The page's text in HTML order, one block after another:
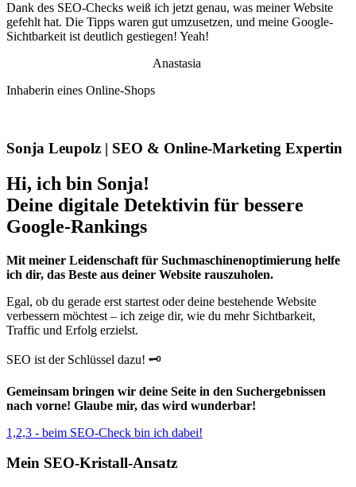
Dank des SEO-Checks weiß ich jetzt genau, was meiner Website
gefehlt hat. Die Tipps waren gut umzusetzen, und meine Google-
Sichtbarkeit ist deutlich gestiegen! Yeah!
Anastasia
Inhaberin eines Online-Shops
Sonja Leupolz | SEO & Online-Marketing Expertin
Hi, ich bin Sonja!
Deine digitale Detektivin für bessere
Google-Rankings
Mit meiner Leidenschaft für Suchmaschinenoptimierung helfe
ich dir, das Beste aus deiner Website rauszuholen.
Egal, ob du gerade erst startest oder deine bestehende Website
verbessern möchtest – ich zeige dir, wie du mehr Sichtbarkeit,
Traffic und Erfolg erzielst.
SEO ist der Schlüssel dazu! 🗝️
Gemeinsam bringen wir deine Seite in den Suchergebnissen
nach vorne! Glaube mir, das wird wunderbar!
1,2,3 - beim SEO-Check bin ich dabei!
Mein SEO-Kristall-Ansatz